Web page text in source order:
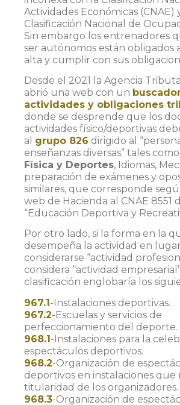
Actividades Económicas (CNAE)
Clasificación Nacional de
Sin embargo los entrenadores
ser autónomos están obligados
alta y cumplir con sus
Desde el 2021 la Agencia
abrió una web con un
actividades y obligaciones
donde se desprende que los
actividades físico/deportivas
al grupo 826 dirigido al
enseñanzas diversas” tales como
Física y Deportes, Idiomas,
preparación de exámenes y
similares, que corresponde
web de Hacienda al CNAE 8551
“Educación Deportiva y
Por otro lado, si la forma en la
desempeña la actividad en
considerarse “actividad
considera “actividad
clasificación englobaría los
967.1-Instalaciones deportivas.
967.2-Escuelas y servicios de
perfeccionamiento del deporte.
968.1-Instalaciones para la
espectáculos deportivos.
968.2-Organización de
deportivos en instalaciones que
titularidad de los organizadores.
968.3-Organización de